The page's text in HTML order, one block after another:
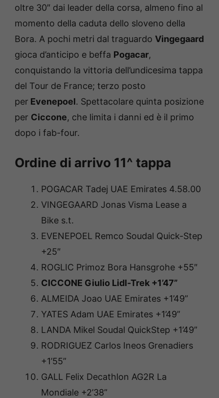
oltre 30″ dai leader della corsa, almeno fino al
momento della caduta dello sloveno della
Bora. A pochi metri dal traguardo Vingegaard
gioca d’anticipo e beffa Pogacar,
conquistando la vittoria dell’undicesima tappa
del Tour de France; terzo posto
per Evenepoel. Spettacolare quinta posizione
per Ciccone, che limita i danni ed è il primo
dopo i fab-four.
Ordine di arrivo 11^ tappa
POGACAR Tadej UAE Emirates 4.58.00
VINGEGAARD Jonas Visma Lease a
Bike s.t.
EVENEPOEL Remco Soudal Quick-Step
+25″
ROGLIC Primoz Bora Hansgrohe +55″
CICCONE Giulio Lidl-Trek +1’47”
ALMEIDA Joao UAE Emirates +1’49”
YATES Adam UAE Emirates +1’49”
LANDA Mikel Soudal QuickStep +1’49”
RODRIGUEZ Carlos Ineos Grenadiers
+1’55”
GALL Felix Decathlon AG2R La
Mondiale +2’38”